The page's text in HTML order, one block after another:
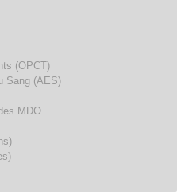
(OPCT)
Sang (AES)
MDO